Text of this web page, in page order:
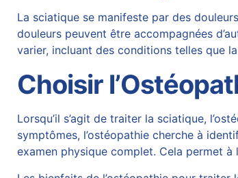
La sciatique se manifeste par des
douleurs peuvent être accompagnées
varier, incluant des conditions telles que la
Choisir
Lorsqu’il s’agit de traiter la sciatique,
symptômes, l’ostéopathie cherche à
examen physique complet. Cela permet